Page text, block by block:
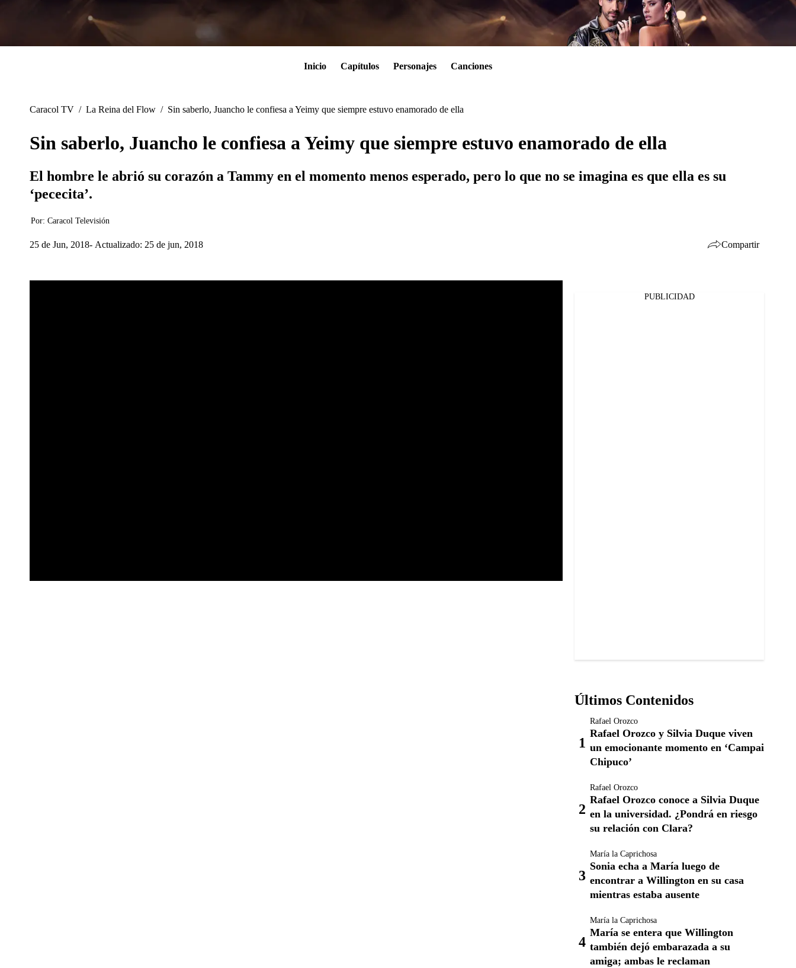
Inicio Capítulos Personajes Canciones
Caracol TV / La Reina del Flow / Sin saberlo, Juancho le confiesa a Yeimy que siempre estuvo enamorado de ella
Sin saberlo, Juancho le confiesa a Yeimy que siempre estuvo enamorado de ella
El hombre le abrió su corazón a Tammy en el momento menos esperado, pero lo que no se imagina es que ella es su
‘pececita’.
Por: Caracol Televisión
25 de Jun, 2018 Actualizado: 25 de jun, 2018 Compartir
PUBLICIDAD
Últimos Contenidos
Rafael Orozco
Rafael Orozco y Silvia Duque viven
un emocionante momento en ‘Campai
Chipuco’
Rafael Orozco
Rafael Orozco conoce a Silvia Duque
en la universidad. ¿Pondrá en riesgo
su relación con Clara?
María la Caprichosa
Sonia echa a María luego de
encontrar a Willington en su casa
mientras estaba ausente
María la Caprichosa
María se entera que Willington
también dejó embarazada a su
amiga; ambas le reclaman